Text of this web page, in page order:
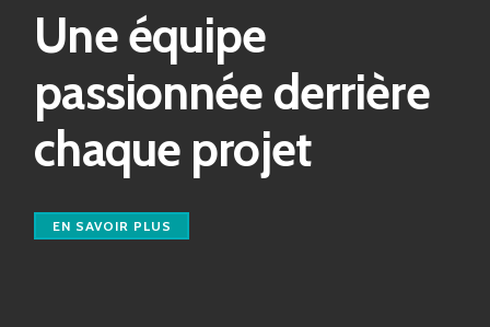
Une équipe
passionnée derrière
chaque projet
EN SAVOIR PLUS